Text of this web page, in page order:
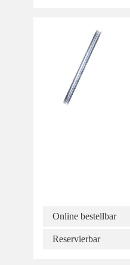
Online bestellbar
Reservierbar